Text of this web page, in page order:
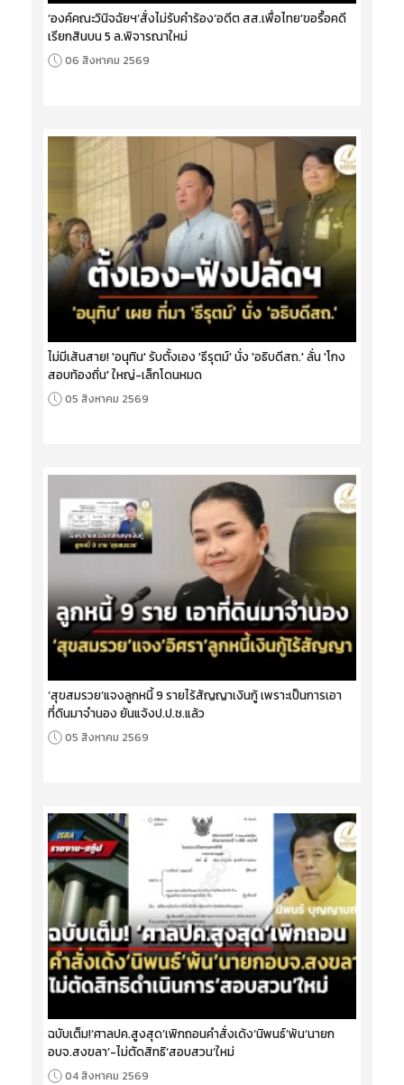
‘องค์คณะวินิจฉัยฯ’สั่งไม่รับคำร้อง‘อดีต สส.เพื่อไทย’ขอรื้อคดี
เรียกสินบน 5 ล.พิจารณาใหม่
06 สิงหาคม 2569
ไม่มีเส้นสาย! 'อนุทิน' รับตั้งเอง 'ธีรุตม์' นั่ง 'อธิบดีสถ.' ลั่น 'โกง
สอบท้องถิ่น' ใหญ่-เล็กโดนหมด
05 สิงหาคม 2569
‘สุขสมรวย’แจงลูกหนี้ 9 รายไร้สัญญาเงินกู้ เพราะเป็นการเอา
ที่ดินมาจำนอง ยันแจ้งป.ป.ช.แล้ว
05 สิงหาคม 2569
ฉบับเต็ม!‘ศาลปค.สูงสุด’เพิกถอนคำสั่งเด้ง‘นิพนธ์’พ้น‘นายก
อบจ.สงขลา’-ไม่ตัดสิทธิ‘สอบสวน’ใหม่
04 สิงหาคม 2569